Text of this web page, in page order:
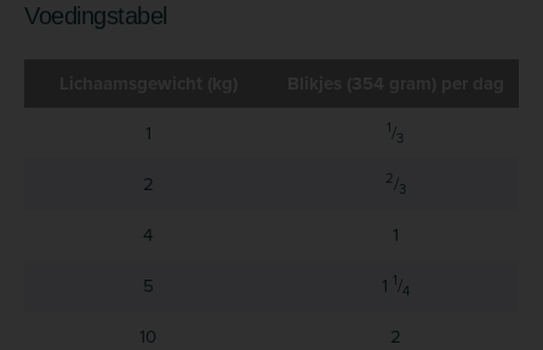
Voedingstabel
1 1/3
2 2/3
4
1
5
1 1/4
10
2